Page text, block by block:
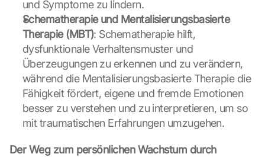
und Symptome zu lindern.
Schematherapie und Mentalisierungsbasierte
Therapie (MBT): Schematherapie hilft,
dysfunktionale Verhaltensmuster und
Überzeugungen zu erkennen und zu verändern,
während die Mentalisierungsbasierte Therapie die
Fähigkeit fördert, eigene und fremde Emotionen
besser zu verstehen und zu interpretieren, um so
mit traumatischen Erfahrungen umzugehen.
Der Weg zum persönlichen Wachstum durch
f
d
i
e
e
n
S
c
h